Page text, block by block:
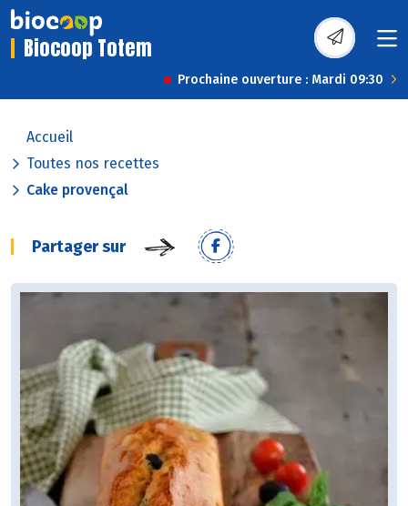
Biocoop Totem
Prochaine ouverture : Mardi 09:30
Accueil
Toutes nos recettes
Cake provençal
Partager sur